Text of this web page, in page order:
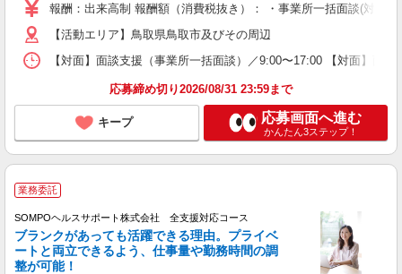
報酬：出来高制 報酬額（消費税抜き）： ・事業所一括面談(対
【活動エリア】鳥取県鳥取市及びその周辺
【対面】面談支援（事業所一括面談）／9:00〜17:00 【対面】面
応募締め切り2026/08/31 23:59まで
キープ 応募画面へ進む
かんたん3ステップ！
業務委託
SOMPOヘルスサポート株式会社 全支援対応コース
ブランクがあっても活躍できる理由。プライベ
ートと両立できるよう、仕事量や勤務時間の調
整が可能！